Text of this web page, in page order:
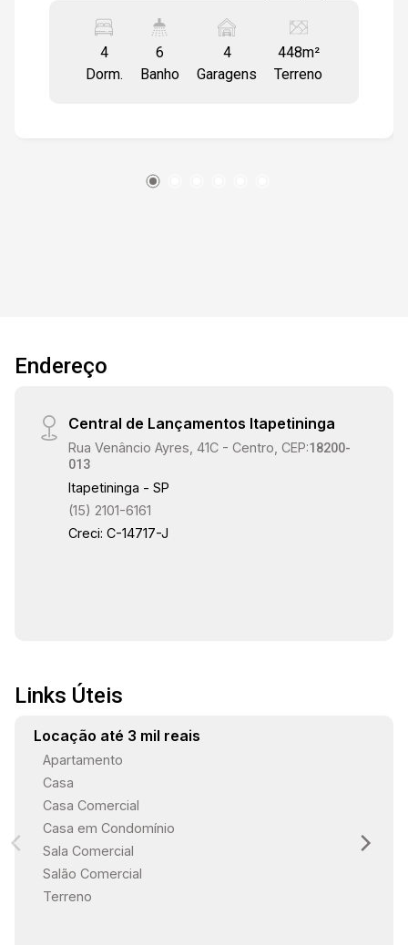
de estar, jantar e tv. Suíte completa, lavabo, a
sala de jantar integra ao espaço goumert, pelos
fundos e lateral esquerda no lado direito com a
bege 60x60 com papel de parede, rebaixo de
assoalho de madeira, forro rebaixado em gesso
com detalhes, iluminação embutida, ar
de tv com painel de mdf na parede, banheiros
com box em vidro, bancadas em mármore
travertino, cuba de sobrepor, metais e louças
deca, forro rebaixado e luminárias, escada toda
revestida em mármore crema marfil com
acabamento , fachada com telhado aparente,
4
Dorm.
6
Banho
4
Garagens
448m²
Terreno
Endereço
Central de Lançamentos Itapetininga
Rua Venâncio Ayres, 41C - Centro, CEP:18200-
013
Itapetininga - SP
(15) 2101-6161
Creci: C-14717-J
Links Úteis
Locação até 3 mil reais
Apartamento
Casa
Casa Comercial
Casa em Condomínio
Sala Comercial
Salão Comercial
Terreno